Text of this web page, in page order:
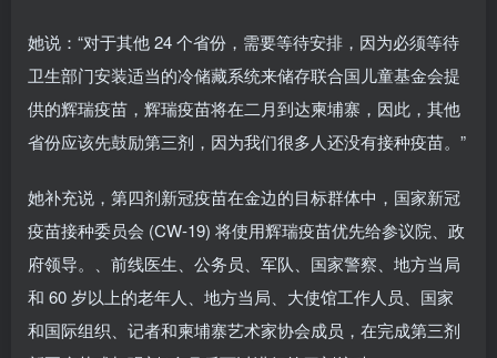
她说：“对于其他 24 个省份，需要等待安排，因为必须等待
卫生部门安装适当的冷储藏系统来储存联合国儿童基金会提
供的辉瑞疫苗，辉瑞疫苗将在二月到达柬埔寨，因此，其他
省份应该先鼓励第三剂，因为我们很多人还没有接种疫苗。”
她补充说，第四剂新冠疫苗在金边的目标群体中，国家新冠
疫苗接种委员会 (CW-19) 将使用辉瑞疫苗优先给参议院、政
府领导。、前线医生、公务员、军队、国家警察、地方当局
和 60 岁以上的老年人、地方当局、大使馆工作人员、国家
和国际组织、记者和柬埔寨艺术家协会成员，在完成第三剂